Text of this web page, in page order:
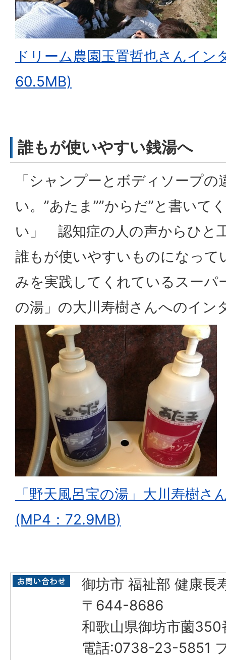
ドリーム農園玉置哲也さんイン
60.5MB)
誰もが使いやすい銭湯へ
「シャンプーとボディソープ
い。”あたま””からだ”と書いて
い」 認知症の人の声からひと
誰もが使いやすいものになって
みを実践してくれているスー
の湯」の大川寿樹さんへのイン
「野天風呂宝の湯」大川寿樹さ
(MP4：72.9MB)
御坊市 福祉部 健康長
〒644-8686
和歌山県御坊市薗350
電話:0738-23-5851